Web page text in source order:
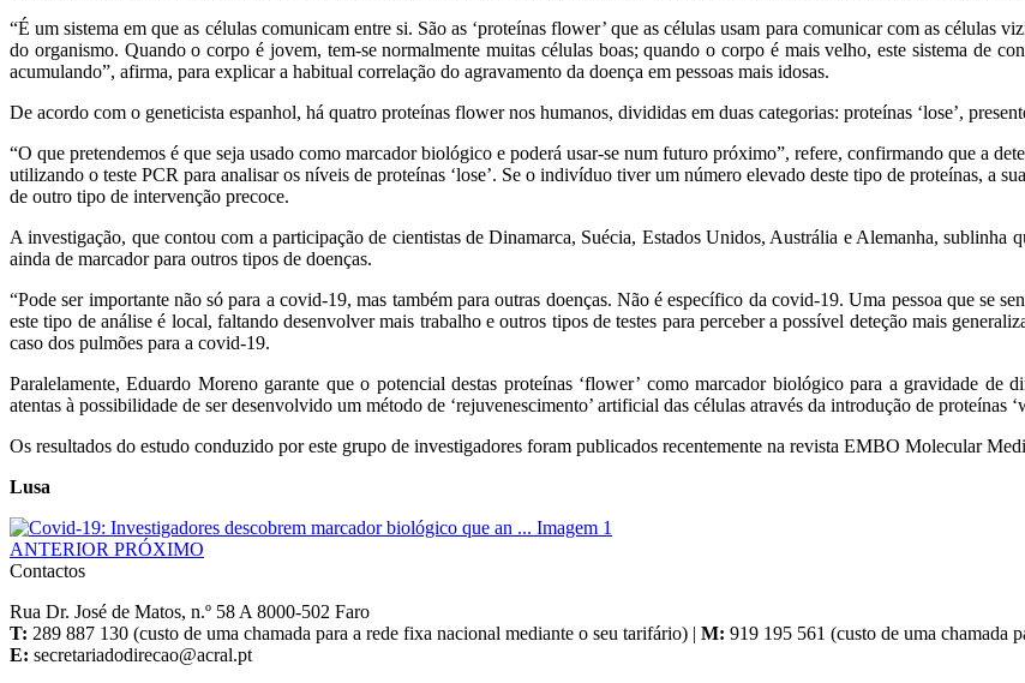
“É um sistema em que as células comunicam entre si. São as ‘proteínas flower’ que as células usam para comunicar com as células
do organismo. Quando o corpo é jovem, tem-se normalmente muitas células boas; quando o corpo é mais velho, este sistema de
acumulando”, afirma, para explicar a habitual correlação do agravamento da doença em pessoas mais idosas.
De acordo com o geneticista espanhol, há quatro proteínas flower nos humanos, divididas em duas categorias: proteínas ‘lose’,
“O que pretendemos é que seja usado como marcador biológico e poderá usar-se num futuro próximo”, refere, confirmando que a
utilizando o teste PCR para analisar os níveis de proteínas ‘lose’. Se o indivíduo tiver um número elevado deste tipo de proteínas, a
de outro tipo de intervenção precoce.
A investigação, que contou com a participação de cientistas de Dinamarca, Suécia, Estados Unidos, Austrália e Alemanha,
ainda de marcador para outros tipos de doenças.
“Pode ser importante não só para a covid-19, mas também para outras doenças. Não é específico da covid-19. Uma pessoa que se
este tipo de análise é local, faltando desenvolver mais trabalho e outros tipos de testes para perceber a possível deteção mais
caso dos pulmões para a covid-19.
Paralelamente, Eduardo Moreno garante que o potencial destas proteínas ‘flower’ como marcador biológico para a gravidade de
atentas à possibilidade de ser desenvolvido um método de ‘rejuvenescimento’ artificial das células através da introdução de proteínas
Os resultados do estudo conduzido por este grupo de investigadores foram publicados recentemente na revista EMBO Molecular
Lusa
ANTERIOR PRÓXIMO
Contactos
Rua Dr. José de Matos, n.º 58 A 8000-502 Faro
T: 289 887 130 (custo de uma chamada para a rede fixa nacional mediante o seu tarifário) | M: 919 195 561 (custo de uma chamada
E: